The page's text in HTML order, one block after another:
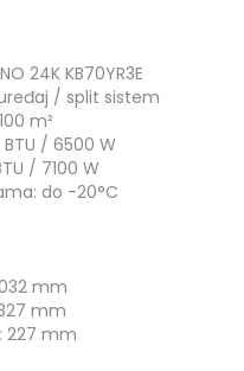
24K KB70YR3E
/ split sistem
m²
/ 6500 W
/ 7100 W
do -20°C
mm
mm
227 mm